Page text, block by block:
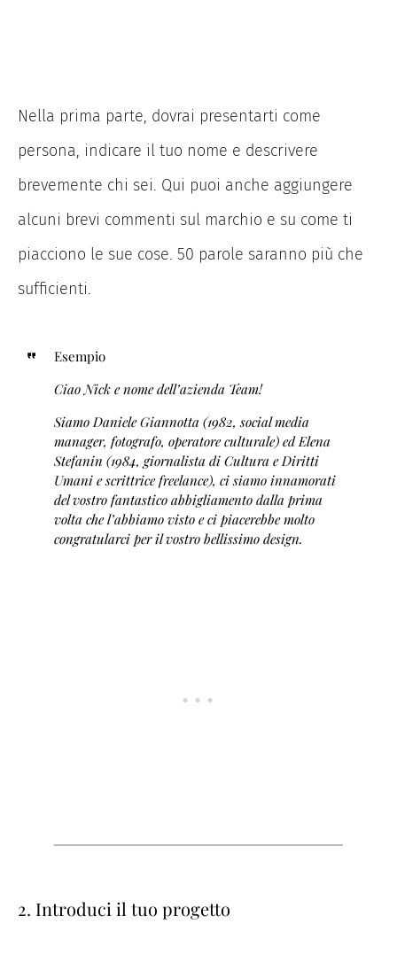
Nella prima parte, dovrai presentarti come
persona, indicare il tuo nome e descrivere
brevemente chi sei. Qui puoi anche aggiungere
alcuni brevi commenti sul marchio e su come ti
piacciono le sue cose. 50 parole saranno più che
sufficienti.
Esempio
Ciao Nick e nome dell’azienda Team!
Siamo Daniele Giannotta (1982, social media
manager, fotografo, operatore culturale) ed Elena
Stefanin (1984, giornalista di Cultura e Diritti
Umani e scrittrice freelance), ci siamo innamorati
del vostro fantastico abbigliamento dalla prima
volta che l’abbiamo visto e ci piacerebbe molto
congratularci per il vostro bellissimo design.
2. Introduci il tuo progetto